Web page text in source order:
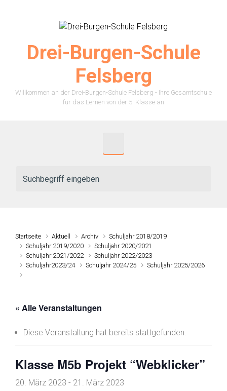
Drei-Burgen-Schule
Felsberg
Willkommen an der Drei-Burgen-Schule Felsberg - Ihre Gesamtschule
für das Lernen von der 5. Klasse an
Startseite Aktuell Archiv
Schuljahr 2018/2019
Schuljahr 2019/2020
Schuljahr 2020/2021
Schuljahr 2021/2022
Schuljahr 2022/2023
Schuljahr2023/24
Schuljahr 2024/25 Schuljahr 2025/2026
« Alle Veranstaltungen
Diese Veranstaltung hat bereits stattgefunden.
Klasse M5b Projekt “Webklicker”
20. März 2023 - 21. März 2023